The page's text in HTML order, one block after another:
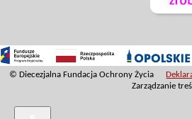
© Diecezjalna Fundacja Ochrony Życia
Zarządzanie